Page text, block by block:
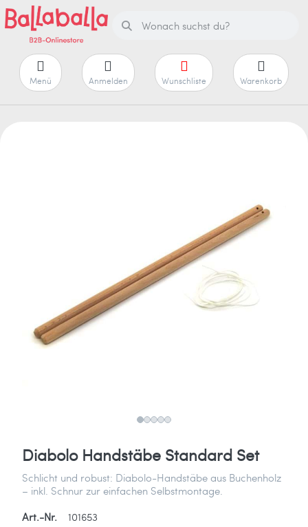
Menü Anmelden Wunschliste Warenkorb
Diabolo Handstäbe Standard Set
Schlicht und robust: Diabolo-Handstäbe aus Buchenholz
– inkl. Schnur zur einfachen Selbstmontage.
Art.-Nr.
101653